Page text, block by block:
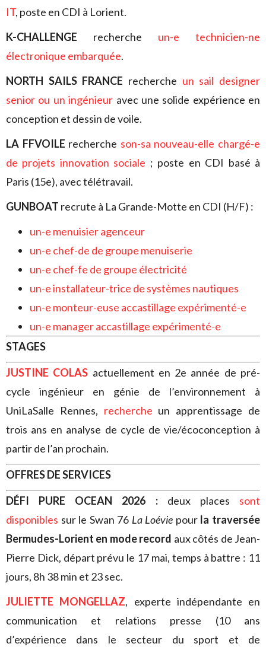
IT, poste en CDI à Lorient.
K-CHALLENGE recherche un-e technicien-ne
électronique embarquée.
NORTH SAILS FRANCE recherche un sail designer
senior ou un ingénieur avec une solide expérience en
conception et dessin de voile.
LA FFVOILE recherche son-sa nouveau-elle chargé-e
de projets innovation sociale ; poste en CDI basé à
Paris (15e), avec télétravail.
GUNBOAT recrute à La Grande-Motte en CDI (H/F) :
un-e menuisier agenceur
un-e chef-de de groupe menuiserie
un-e chef-fe de groupe électricité
un-e installateur-trice de systèmes nautiques
un-e monteur-euse accastillage expérimenté-e
un-e manager accastillage expérimenté-e
STAGES
JUSTINE COLAS actuellement en 2e année de pré-
cycle ingénieur en génie de l’environnement à
UniLaSalle Rennes, recherche un apprentissage de
trois ans en analyse de cycle de vie/écoconception à
partir de l’an prochain.
OFFRES DE SERVICES
DÉFI PURE OCEAN 2026 : deux places sont
disponibles sur le Swan 76 La Loévie pour la traversée
Bermudes-Lorient en mode record aux côtés de Jean-
Pierre Dick, départ prévu le 17 mai, temps à battre : 11
jours, 8h 38 min et 23 sec.
JULIETTE MONGELLAZ, experte indépendante en
communication et relations presse (10 ans
d’expérience dans le secteur du sport et de